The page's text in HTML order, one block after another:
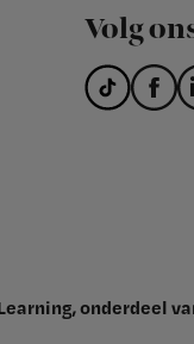
Volg
onderdeel